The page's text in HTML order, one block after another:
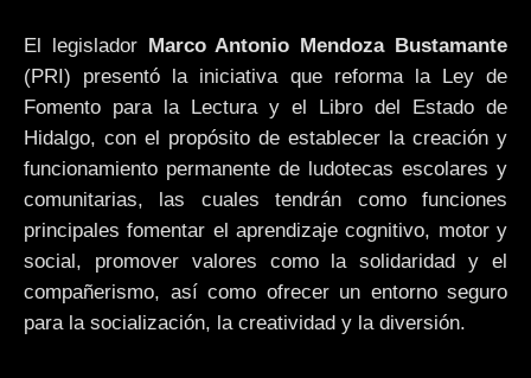
El legislador Marco Antonio Mendoza Bustamante
(PRI) presentó la iniciativa que reforma la Ley de
Fomento para la Lectura y el Libro del Estado de
Hidalgo, con el propósito de establecer la creación y
funcionamiento permanente de ludotecas escolares y
comunitarias, las cuales tendrán como funciones
principales fomentar el aprendizaje cognitivo, motor y
social, promover valores como la solidaridad y el
compañerismo, así como ofrecer un entorno seguro
para la socialización, la creatividad y la diversión.